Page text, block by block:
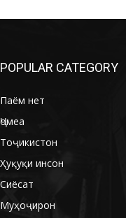
POPULAR CATEGORY
Паём нет
Ҷомеа
Тоҷикистон
Ҳуқуқи инсон
Сиёсат
Муҳоҷирон